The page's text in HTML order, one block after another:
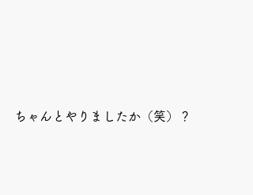
ちゃんとやりましたか（笑）？